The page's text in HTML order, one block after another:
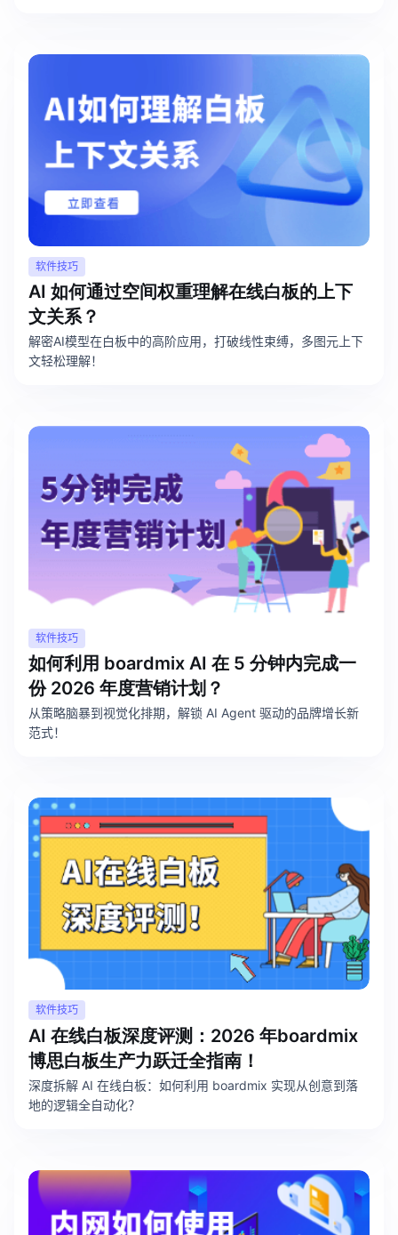
AI生成安索夫矩阵
AI生成Grow模型
AI生成AARRR模型
企业服务
私有化部署
管理功能定制 · 专业部署方案
满足企业级团队协作和管理需求
帮助支持
帮助中心
获取详细功能指南和技术支持
定价
软件技巧
AI 如何通过空间权重理解在线白板的上下
文关系？
解密AI模型在白板中的高阶应用，打破线性束缚，多图元上下
文轻松理解！
软件技巧
如何利用 boardmix AI 在 5 分钟内完成一
份 2026 年度营销计划？
从策略脑暴到视觉化排期，解锁 AI Agent 驱动的品牌增长新
范式！
软件技巧
AI 在线白板深度评测：2026 年boardmix
博思白板生产力跃迁全指南！
深度拆解 AI 在线白板：如何利用 boardmix 实现从创意到落
地的逻辑全自动化？